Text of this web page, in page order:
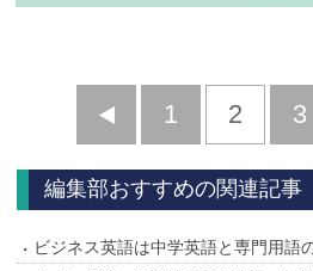
前
へ
1 2 3
編集部おすすめの関連記事
ビジネス英語は中学英語と専門用語